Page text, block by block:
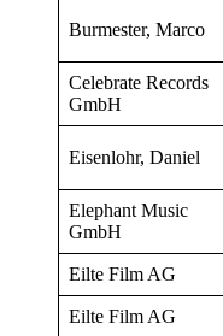
Burmester, Marco
Celebrate Records
GmbH
Eisenlohr, Daniel
Elephant Music
GmbH
Eilte Film AG
Eilte Film AG